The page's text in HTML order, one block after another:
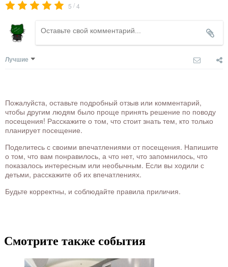
5 /4
Лучшие
Пожалуйста, оставьте подробный отзыв или комментарий,
чтобы другим людям было проще принять решение по поводу
посещения! Расскажите о том, что стоит знать тем, кто только
планирует посещение.
Поделитесь с своими впечатлениями от посещения. Напишите
о том, что вам понравилось, а что нет, что запомнилось, что
показалось интересным или необычным. Если вы ходили с
детьми, расскажите об их впечатлениях.
Будьте корректны, и соблюдайте правила приличия.
Смотрите также события